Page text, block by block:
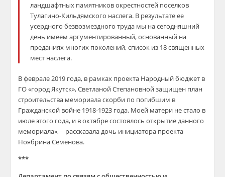
ландшафтных памятников окрестностей поселков
Тулагино-Кильдямского наслега. В результате ее
усердного безвозмездного труда мы на сегодняшний
день имеем аргументированный, основанный на
преданиях многих поколений, список из 18 священных
мест наслега.
В феврале 2019 года, в рамках проекта Народный бюджет в
ГО «город Якутск», Светланой Степановной защищен план
строительства мемориала скорби по погибшим в
Гражданской войне 1918-1923 года. Моей матери не стало в
июле этого года, и в октябре состоялось открытие данного
мемориала», – рассказала дочь инициатора проекта
Ноябрина Семенова.
***